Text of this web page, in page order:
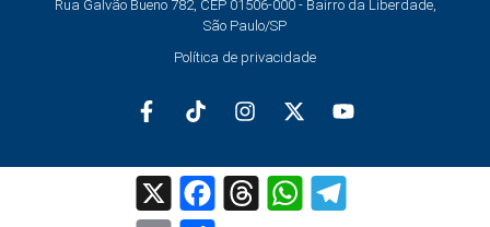
Rua Galvão Bueno 782, CEP 01506-000 - Bairro da Liberdade,
São Paulo/SP
Política de privacidade
X Facebook
ThreadsWhatsAppTelegram